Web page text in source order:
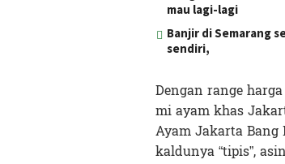
mau lagi-lagi
Banjir di Semarang
sendiri,
Dengan range
mi ayam khas
Ayam Jakarta
kaldunya “tipis”,